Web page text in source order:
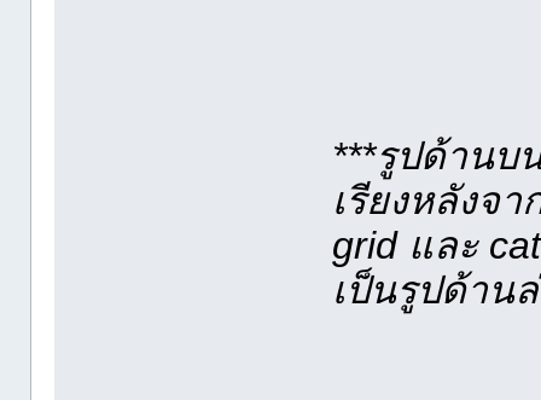
***รูปด้านบ
เรียงหลังจ
grid และ
เป็นรูปด้าน